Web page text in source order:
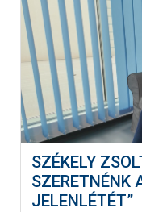
SZÉKELY
SZERETNÉNK
JELENLÉTÉT”